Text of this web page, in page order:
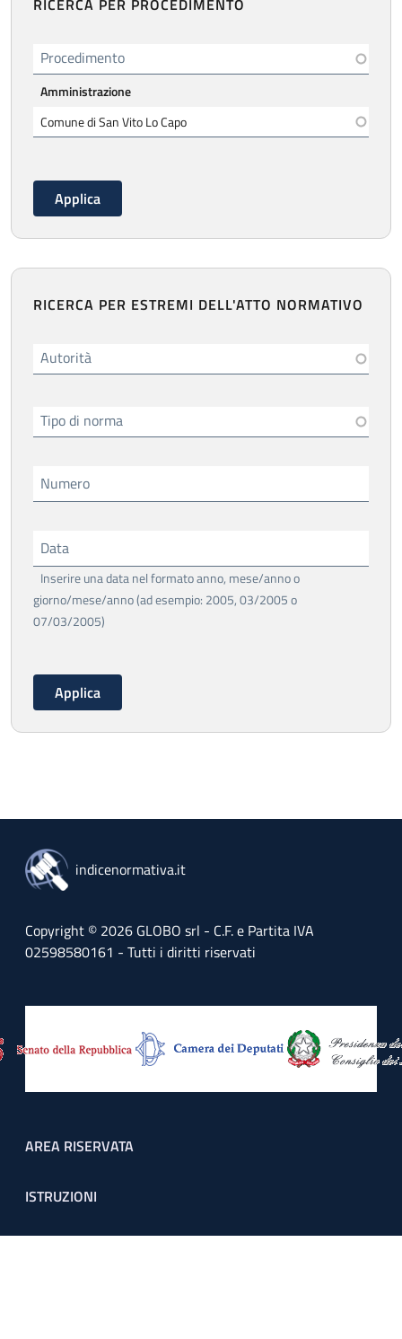
RICERCA PER PROCEDIMENTO
Procedimento
Amministrazione
RICERCA PER ESTREMI DELL'ATTO NORMATIVO
Autorità
Tipo di norma
Numero
Data
Inserire una data nel formato anno, mese/anno o
giorno/mese/anno (ad esempio: 2005, 03/2005 o
07/03/2005)
indicenormativa.it
Copyright © 2026 GLOBO srl - C.F. e Partita IVA
02598580161 - Tutti i diritti riservati
Footer menu
AREA RISERVATA
ISTRUZIONI